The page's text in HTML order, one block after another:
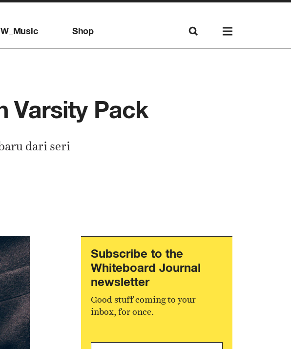
W_Music Shop
Varsity Pack
dari seri
Subscribe to the
Whiteboard Journal
newsletter
Good stuff coming to your
inbox, for once.